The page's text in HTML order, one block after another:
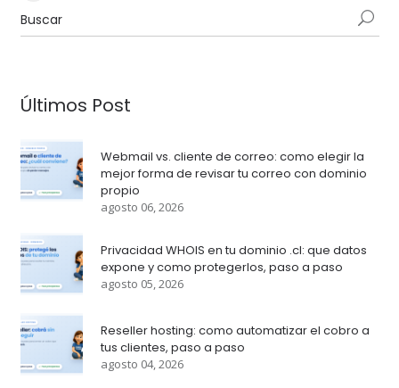
Últimos Post
Webmail vs. cliente de correo: como elegir la
mejor forma de revisar tu correo con dominio
propio
agosto 06, 2026
Privacidad WHOIS en tu dominio .cl: que datos
expone y como protegerlos, paso a paso
agosto 05, 2026
Reseller hosting: como automatizar el cobro a
tus clientes, paso a paso
agosto 04, 2026